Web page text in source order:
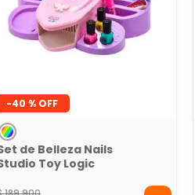
-40 %
de Belleza Nails
Toy Logic